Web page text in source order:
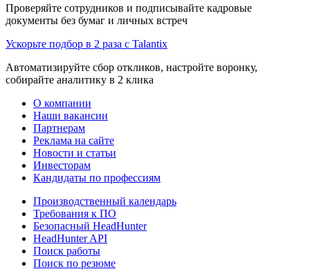
Проверяйте сотрудников и подписывайте кадровые
документы без бумаг и личных встреч
Ускорьте подбор в 2 раза с Talantix
Автоматизируйте сбор откликов, настройте воронку,
собирайте аналитику в 2 клика
О компании
Наши вакансии
Партнерам
Реклама на сайте
Новости и статьи
Инвесторам
Кандидаты по профессиям
Производственный календарь
Требования к ПО
Безопасный HeadHunter
HeadHunter API
Поиск работы
Поиск по резюме